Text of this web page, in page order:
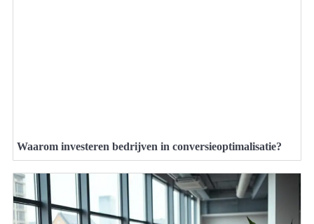
Waarom investeren bedrijven in conversieoptimalisatie?